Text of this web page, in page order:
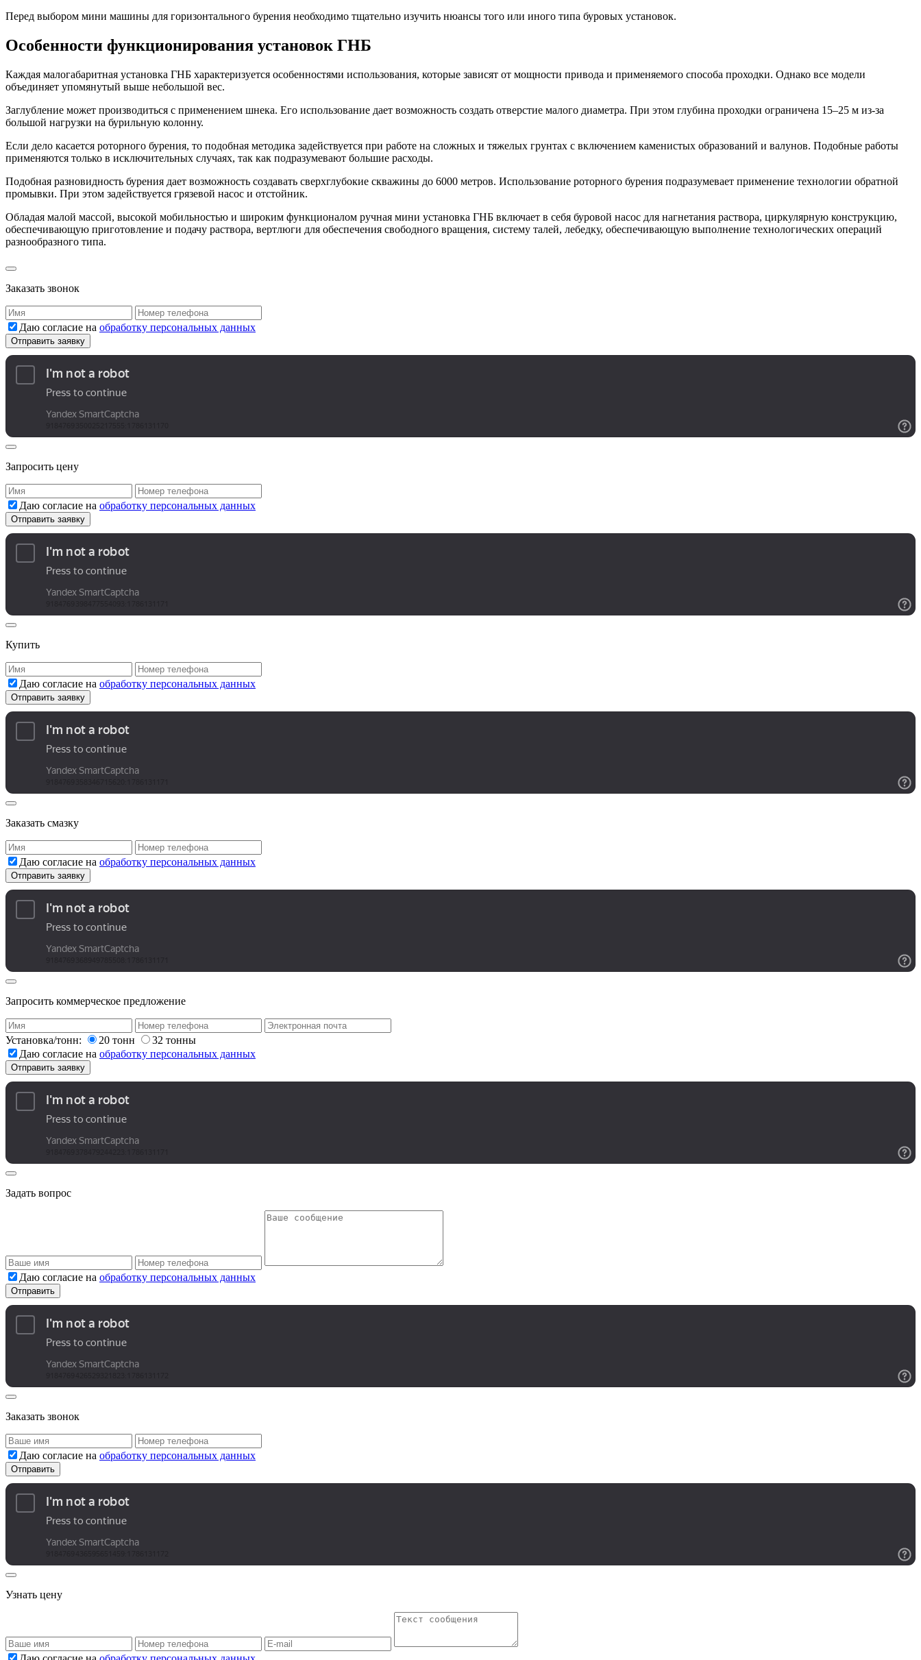
Перед выбором мини машины для горизонтального бурения необходимо тщательно изучить нюансы того или иного типа буровых установок.
Особенности функционирования установок ГНБ
Каждая малогабаритная установка ГНБ характеризуется особенностями использования, которые зависят от мощности привода и применяемого способа проходки. Однако все модели
объединяет упомянутый выше небольшой вес.
Заглубление может производиться с применением шнека. Его использование дает возможность создать отверстие малого диаметра. При этом глубина проходки ограничена 15–25 м из-за
большой нагрузки на бурильную колонну.
Если дело касается роторного бурения, то подобная методика задействуется при работе на сложных и тяжелых грунтах с включением каменистых образований и валунов. Подобные работы
применяются только в исключительных случаях, так как подразумевают большие расходы.
Подобная разновидность бурения дает возможность создавать сверхглубокие скважины до 6000 метров. Использование роторного бурения подразумевает применение технологии обратной
промывки. При этом задействуется грязевой насос и отстойник.
Обладая малой массой, высокой мобильностью и широким функционалом ручная мини установка ГНБ включает в себя буровой насос для нагнетания раствора, циркулярную конструкцию,
обеспечивающую приготовление и подачу раствора, вертлюги для обеспечения свободного вращения, систему талей, лебедку, обеспечивающую выполнение технологических операций
разнообразного типа.
Заказать звонок
Даю согласие на обработку персональных данных
Запросить цену
Даю согласие на обработку персональных данных
Купить
Даю согласие на обработку персональных данных
Заказать смазку
Даю согласие на обработку персональных данных
Запросить коммерческое предложение
Установка/тонн: 20 тонн
32 тонны
Даю согласие на обработку персональных данных
Задать вопрос
Даю согласие на обработку персональных данных
Заказать звонок
Даю согласие на обработку персональных данных
Узнать цену